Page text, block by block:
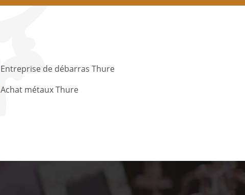
Entreprise de débarras Thure
Achat métaux Thure